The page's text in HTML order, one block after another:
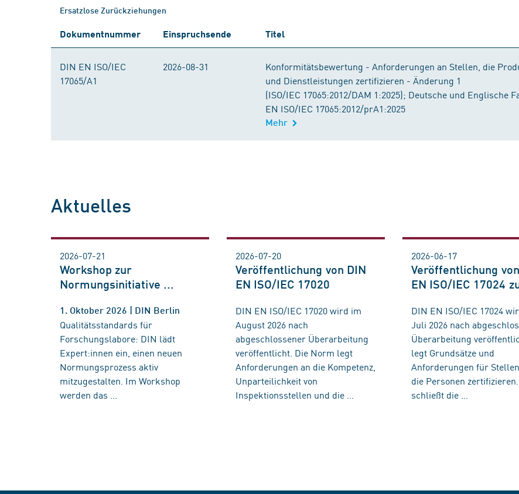
Ersatzlose Zurückziehungen
Dokumentnummer Einspruchsende Titel
DIN EN ISO/IEC
17065/A1
2026-08-31
Konformitätsbewertung - Anforderungen an Stellen, die
und Dienstleistungen zertifizieren - Änderung 1
(ISO/IEC 17065:2012/DAM 1:2025); Deutsche und Englische
EN ISO/IEC 17065:2012/prA1:2025
Mehr
Aktuelles
2026-07-21
Workshop zur
Normungsinitiative ...
1. Oktober 2026 | DIN Berlin
Qualitätsstandards für
Forschungslabore: DIN lädt
Expert:innen ein, einen neuen
Normungsprozess aktiv
mitzugestalten. Im Workshop
werden das ...
2026-07-20
Veröffentlichung von DIN
EN ISO/IEC 17020
DIN EN ISO/IEC 17020 wird im
August 2026 nach
abgeschlossener Überarbeitung
veröffentlicht. Die Norm legt
Anforderungen an die Kompetenz,
Unparteilichkeit von
Inspektionsstellen und die ...
2026-06-17
Veröffentlichung
EN ISO/IEC 17024
DIN EN ISO/IEC 17024
Juli 2026 nach
Überarbeitung
legt Grundsätze und
Anforderungen für
die Personen
schließt die ...